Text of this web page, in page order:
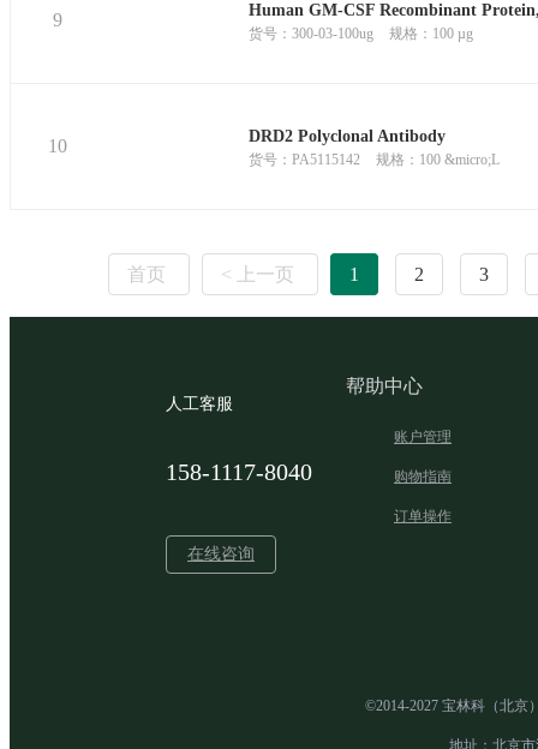
9 Human GM-CSF Recombinant
货号：300-03-100ug 规格：100 µg
10 DRD2 Polyclonal Antibody
货号：PA5115142 规格：100 &micro;L
首页 < 上一页 1 2 3
人工客服
158-1117-8040
在线咨询
帮助中心
账户管理
购物指南
订单操作
©2014-2027 宝林科（北
地址：北京